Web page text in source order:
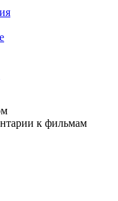
к фильмам